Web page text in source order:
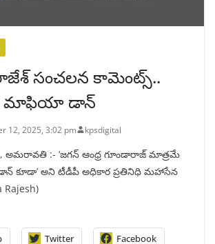
సంచలన కామెంట్స్..
మాఫియా డాన్‌
12, 2025, 3:02 pm kpsdigital
అమరావతి :- ‘జగన్‌ ఆంధ్ర గూండారాజ్‌ మాత్రమే
కూడా’ అని టీడీపీ అధికార ప్రతినిధి మహాసేన
Twitter Facebook